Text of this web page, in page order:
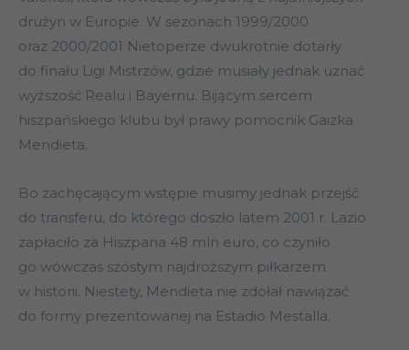
drużyn w Europie. W sezonach 1999/2000
oraz 2000/2001 Nietoperze dwukrotnie dotarły
do finału Ligi Mistrzów, gdzie musiały jednak uznać
wyższość Realu i Bayernu. Bijącym sercem
hiszpańskiego klubu był prawy pomocnik Gaizka
Mendieta.
Bo zachęcającym wstępie musimy jednak przejść
do transferu, do którego doszło latem 2001 r. Lazio
zapłaciło za Hiszpana 48 mln euro, co czyniło
go wówczas szóstym najdroższym piłkarzem
w historii. Niestety, Mendieta nie zdołał nawiązać
do formy prezentowanej na Estadio Mestalla.